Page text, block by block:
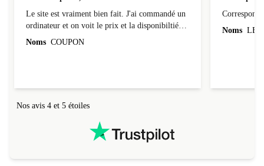
Site bien pensé, envoi sécurisé
Le site est vraiment bien fait. J'ai commandé un
ordinateur et on voit le prix et la disponibiltié
Correspond